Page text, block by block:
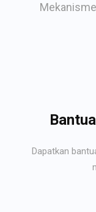
Dapatkan